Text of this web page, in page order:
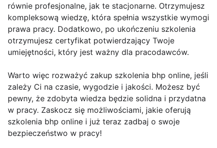
równie profesjonalne, jak te stacjonarne. Otrzymujesz
kompleksową wiedzę, która spełnia wszystkie wymogi
prawa pracy. Dodatkowo, po ukończeniu szkolenia
otrzymujesz certyfikat potwierdzający Twoje
umiejętności, który jest ważny dla pracodawców.
Warto więc rozważyć zakup szkolenia bhp online, jeśli
zależy Ci na czasie, wygodzie i jakości. Możesz być
pewny, że zdobyta wiedza będzie solidna i przydatna
w pracy. Zaskocz się możliwościami, jakie oferują
szkolenia bhp online i już teraz zadbaj o swoje
bezpieczeństwo w pracy!